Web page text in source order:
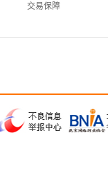
交易保障